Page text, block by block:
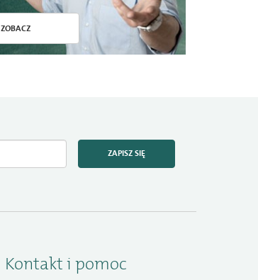
ZOBACZ
ZAPISZ SIĘ
Kontakt i pomoc